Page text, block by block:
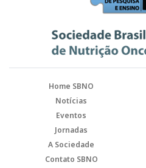
Home SBNO
Notícias
Eventos
Jornadas
A Sociedade
Contato SBNO